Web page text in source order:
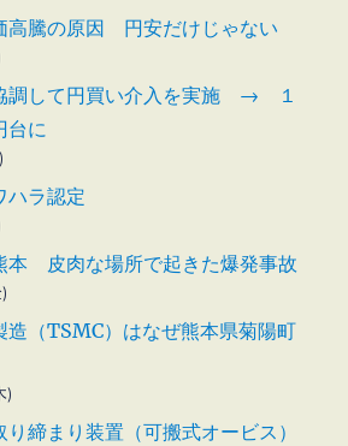
高騰の原因 円安だけじゃない
調して円買い介入を実施 → １
台に
ハラ認定
本 皮肉な場所で起きた爆発事故
造（TSMC）はなぜ熊本県菊陽町
)
締まり装置（可搬式オービス）